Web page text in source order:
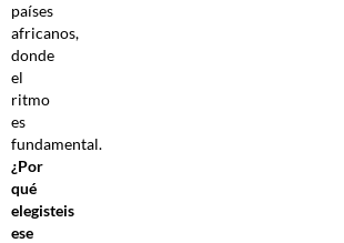
países
africanos,
donde
el
ritmo
es
fundamental.
¿Por
qué
elegisteis
ese